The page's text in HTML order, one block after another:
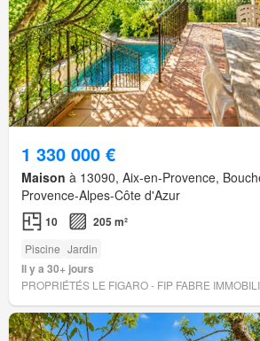
1 330 000 €
Maison à 13090, Aix-en-Provence,
Provence-Alpes-Côte d'Azur
10 205 m²
Piscine Jardin
Il y a 30+ jours
PROPRIÉTÉS LE FIGARO - FIP FABRE